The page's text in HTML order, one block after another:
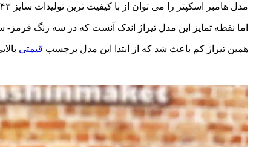
مدل هامبر اسکپتر را می توان از با کیفیت ترین تولیدات سایز ۱/۴۳ دانست که آنرا از لحاظ کیفی در رده
اما نقطه تمایز این مدل تیراژ اندک آنست که در سه زنگ قرمز- سبز و آبی و از هر رنگ فقط ۱۰۰
همین تیراژ کم باعث شد که از ابتدا این مدل برچسب قیمتی بالایی داشته